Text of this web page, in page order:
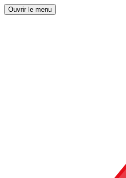
Ouvrir le menu